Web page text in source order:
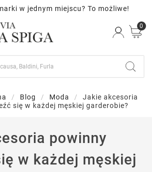
w jednym miejscu? To możliwe!
0
Blog Moda
Jakie akcesoria
się w każdej męskiej garderobie?
powinny
w każdej męskiej